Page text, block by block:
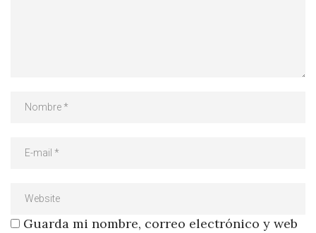
Guarda mi nombre, correo electrónico y web